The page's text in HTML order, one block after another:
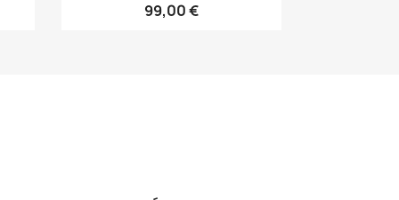
99,00 €